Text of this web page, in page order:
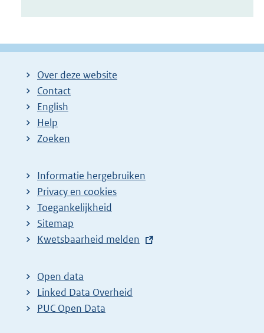
Over deze website
Contact
English
Help
Zoeken
Informatie hergebruiken
Privacy en cookies
Toegankelijkheid
Sitemap
E
t
e
r
Kwetsbaarheid melden
Open data
Linked Data Overheid
PUC Open Data